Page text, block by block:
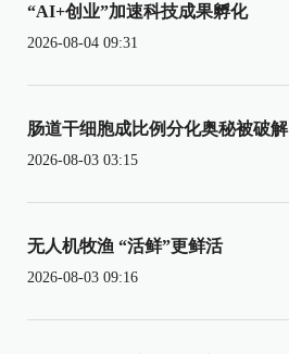
“AI+创业”加速科技成果孵化
2026-08-04 09:31
肠道干细胞成比例分化奥秘被破解
2026-08-03 03:15
无人机牧渔 “活鲜”更鲜活
2026-08-03 09:16